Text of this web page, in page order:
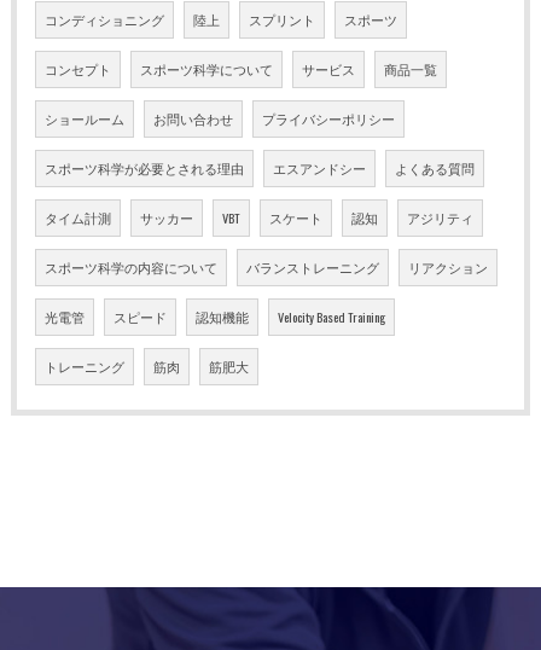
コンディショニング 陸上 スプリント スポーツ
コンセプト スポーツ科学について サービス 商品一覧
ショールーム お問い合わせ プライバシーポリシー
スポーツ科学が必要とされる理由 エスアンドシー よくある質問
タイム計測 サッカー VBT スケート 認知 アジリティ
スポーツ科学の内容について バランストレーニング リアクション
光電管 スピード 認知機能 Velocity Based Training
トレーニング 筋肉 筋肥大